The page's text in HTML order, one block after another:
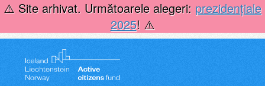
Skip
to
⚠️ Site arhivat. Următoarele alegeri: prezidențiale
2025! ⚠️